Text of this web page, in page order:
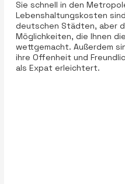
Sie schnell in den
Lebenshaltungskosten
deutschen Städten, aber
Möglichkeiten, die Ihnen
wettgemacht. Außerdem
ihre Offenheit und
als Expat erleichtert.